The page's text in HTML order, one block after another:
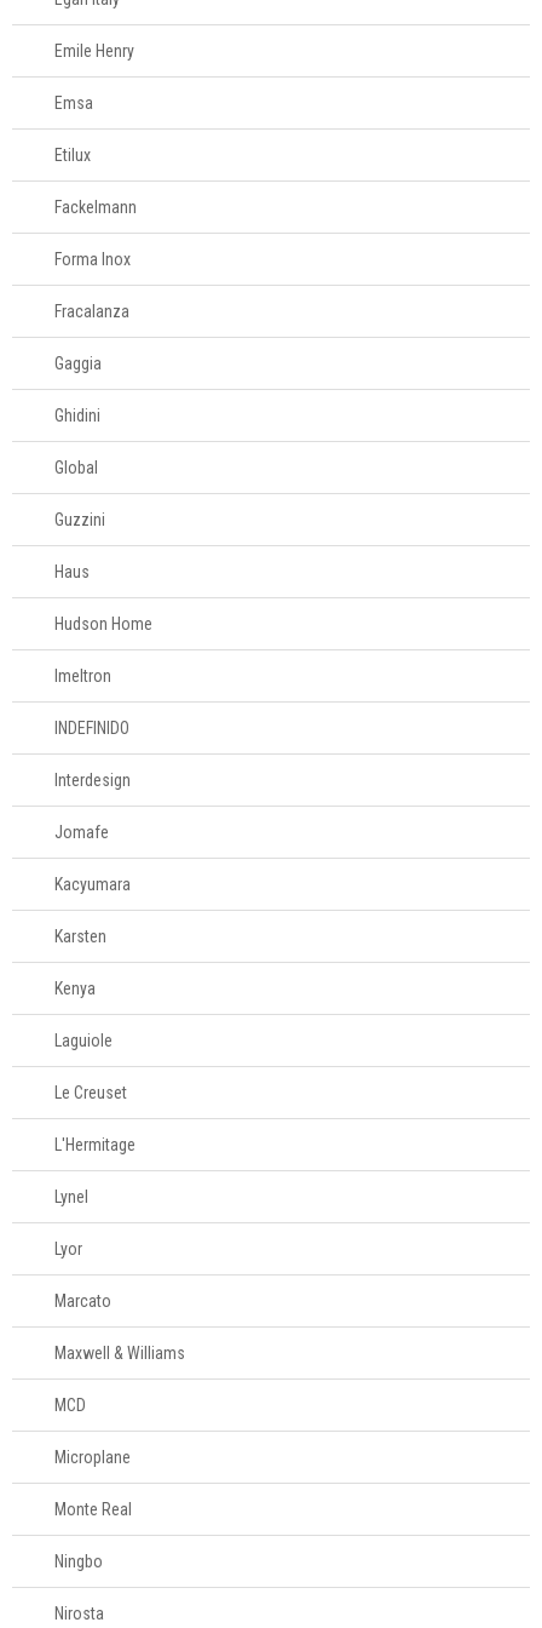
Pipoqueiras
Processadores
Sanduicheiras e
grill
Sorveteiras
Torradeiras
Umidificadores
Mesa
Cama e banho
Móveis
Decoração
Login
Criar conta
Pesquisar Lista
Conosco
61
996581061
61
996588122
Emile Henry
Emsa
Etilux
Fackelmann
Forma Inox
Fracalanza
Gaggia
Ghidini
Global
Guzzini
Haus
Hudson Home
Imeltron
INDEFINIDO
Interdesign
Jomafe
Kacyumara
Karsten
Kenya
Laguiole
Le Creuset
L'Hermitage
Lynel
Lyor
Marcato
Maxwell & Williams
MCD
Microplane
Monte Real
Ningbo
Nirosta